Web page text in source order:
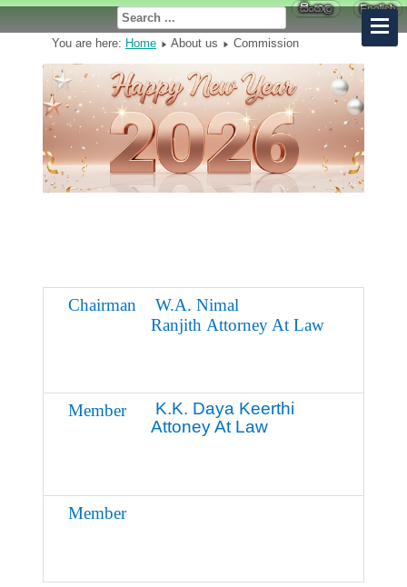
You are here: Home About us Commission
Chairman
W.A. Nimal
Ranjith Attorney At Law
Member
K.K. Daya Keerthi
Attoney At Law
Member